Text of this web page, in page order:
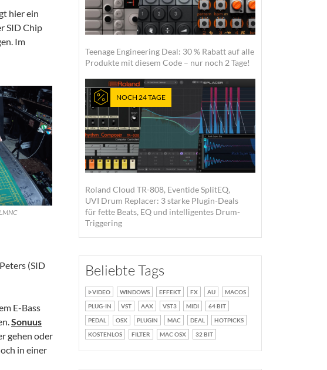
hier ein
SID Chip
Im
(SID
E-Bass
Sonuus
gehen oder
in einer
Teenage Engineering Deal: 30 % Rabatt auf alle
Produkte mit diesem Code – nur noch 2 Tage!
NOCH 24 TAGE
Roland Cloud TR-808, Eventide SplitEQ,
UVI Drum Replacer: 3 starke Plugin-Deals
für fette Beats, EQ und intelligentes Drum-
Triggering
Beliebte Tags
VIDEO WINDOWS EFFEKT FX AU
MACOS
PLUG-IN
VST AAX VST3 MIDI
64 BIT
PEDAL
OSX PLUGIN MAC DEAL
HOTPICKS
KOSTENLOS
FILTER MAC OSX 32 BIT